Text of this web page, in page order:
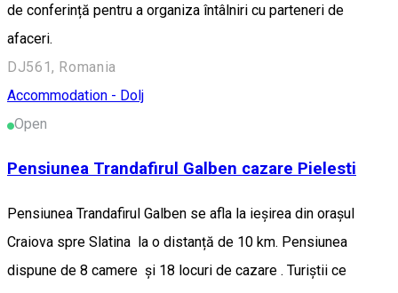
de conferință pentru a organiza întâlniri cu parteneri de
afaceri.
DJ561, Romania
Accommodation - Dolj
Open
Pensiunea Trandafirul Galben cazare Pielesti
Pensiunea Trandafirul Galben se afla la ieșirea din orașul
Craiova spre Slatina la o distanță de 10 km. Pensiunea
dispune de 8 camere și 18 locuri de cazare . Turiștii ce